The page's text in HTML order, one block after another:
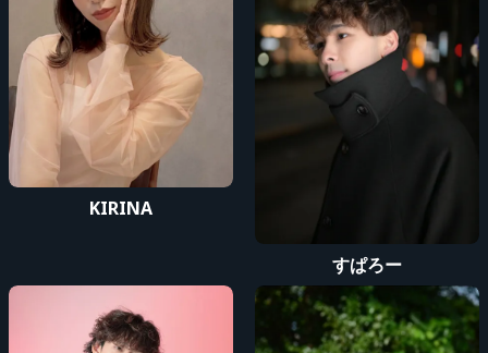
先行抽選（2nd
VIP席）
Entry Period (JST): TUE, JUN 16, 2026, at 12:00
AM to WED, JUN 17, 2026, at 11:59 PM
Results Announcement (JST): From THU, JUN 18,
2026, at 8:00 PM onward
追加抽選（2nd
通常席）
Entry Period (JST): FRI, JUL 17, 2026, at 10:00 PM
to WED, JUL 22, 2026, at 11:59 PM
Results Announcement (JST): From THU, JUL 23,
2026, at 8:00 PM onward
KIRINA
すぱろー